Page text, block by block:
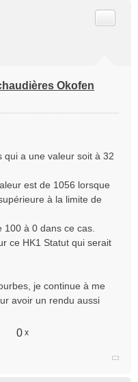
Okofen
qui a une valeur soit à 32
est de 1056 lorsque
à la limite de
à 0 dans ce cas.
ce HK1 Statut qui serait
je continue à me
avoir un rendu aussi
0 x